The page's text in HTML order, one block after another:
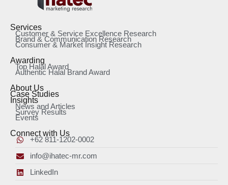
Services
Customer & Service Excellence Research
Brand & Communication Research
Consumer & Market Insight Research
Awarding
Top Halal Award
Authentic Halal Brand Award
About Us
Case Studies
Insights
News and Articles
Survey Results
Events
Connect with Us
+62 811-1202-0002
info@ihatec-mr.com
LinkedIn